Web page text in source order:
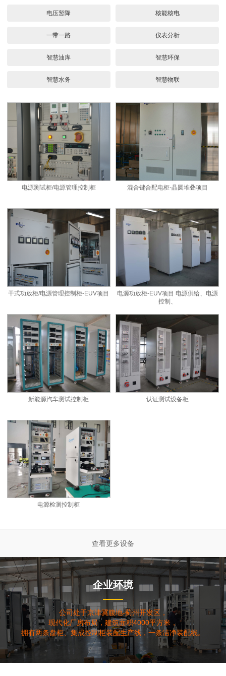
电压暂降 核能核电
一带一路 仪表分析
智慧油库 智慧环保
智慧水务 智慧物联
电源测试柜/电源管理控制柜 混合键合配电柜-晶圆堆叠项目
干式功放柜/电源管理控制柜-EUV项目
电源功放柜-EUV项目 电源供给、电源
控制、
新能源汽车测试控制柜 认证测试设备柜
电源检测控制柜
查看更多设备
企业环境
公司处于京津冀腹地-蓟州开发区，
现代化厂房布局，建筑面积4000平方米，
拥有两条盘柜、集成控制柜装配生产线，一条洁净装配线。